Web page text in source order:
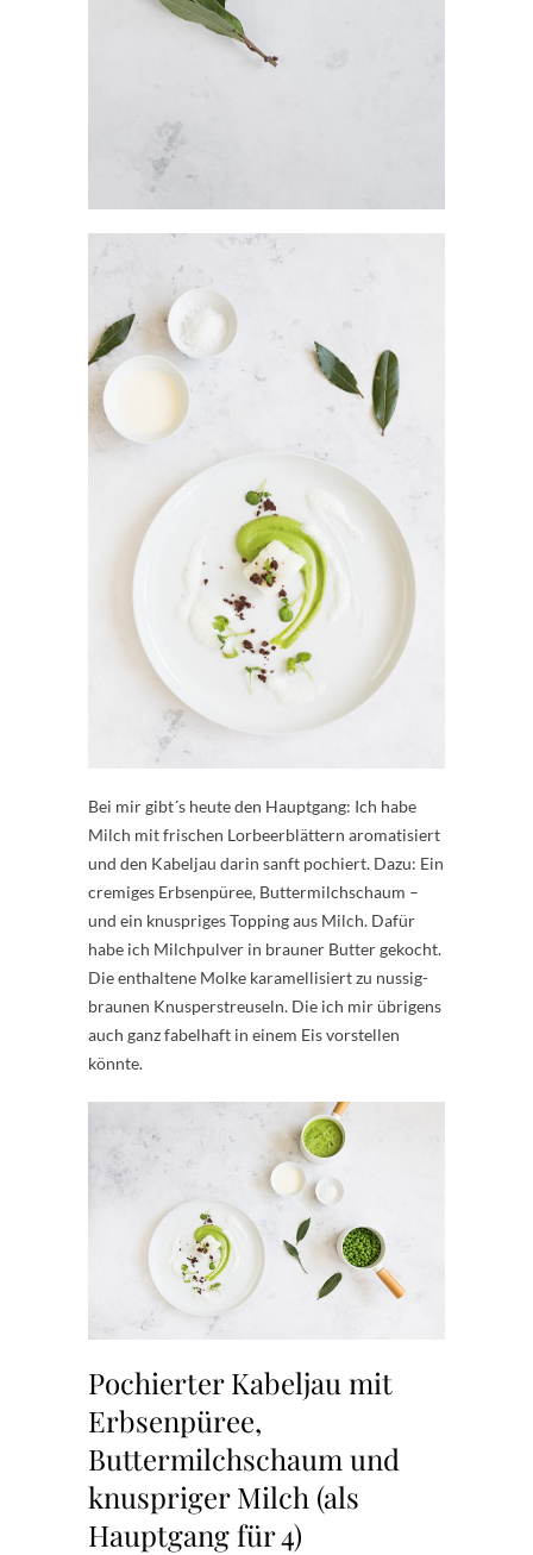
Bei mir gibt´s heute den Hauptgang: Ich habe
Milch mit frischen Lorbeerblättern aromatisiert
und den Kabeljau darin sanft pochiert. Dazu: Ein
cremiges Erbsenpüree, Buttermilchschaum –
und ein knuspriges Topping aus Milch. Dafür
habe ich Milchpulver in brauner Butter gekocht.
Die enthaltene Molke karamellisiert zu nussig-
braunen Knusperstreuseln. Die ich mir übrigens
auch ganz fabelhaft in einem Eis vorstellen
könnte.
Pochierter Kabeljau mit
Erbsenpüree,
Buttermilchschaum und
knuspriger Milch (als
Hauptgang für 4)